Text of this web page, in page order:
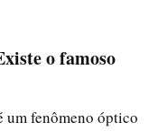
o famoso
um fenômeno óptico